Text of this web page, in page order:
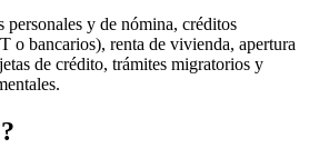
personales y de nómina, créditos
bancarios), renta de vivienda, apertura
de crédito, trámites migratorios y